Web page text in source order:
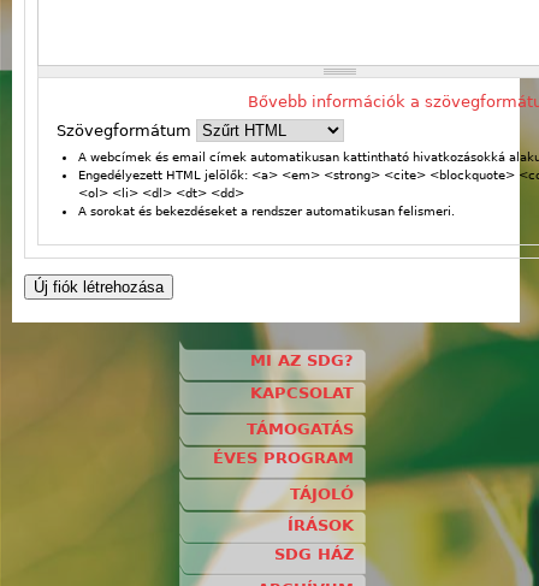
Bővebb információk a
Szövegformátum
A webcímek és email címek automatikusan kattintható hivatkozásokká
Engedélyezett HTML jelölők: <a> <em> <strong> <cite> <blockquote>
<ol> <li> <dl> <dt> <dd>
A sorokat és bekezdéseket a rendszer automatikusan felismeri.
MI AZ SDG?
KAPCSOLAT
TÁMOGATÁS
ÉVES PROGRAM
TÁJOLÓ
ÍRÁSOK
SDG HÁZ